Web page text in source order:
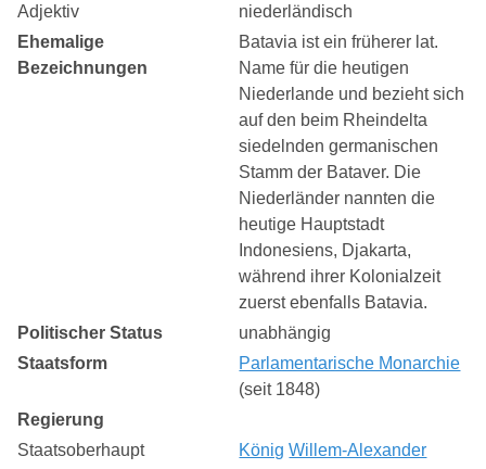
Adjektiv
niederländisch
Ehemalige
Bezeichnungen
Batavia ist ein früherer lat.
Name für die heutigen
Niederlande und bezieht sich
auf den beim Rheindelta
siedelnden germanischen
Stamm der Bataver. Die
Niederländer nannten die
heutige Hauptstadt
Indonesiens, Djakarta,
während ihrer Kolonialzeit
zuerst ebenfalls Batavia.
Politischer Status
unabhängig
Staatsform
Parlamentarische Monarchie
(seit 1848)
Regierung
Staatsoberhaupt
König Willem-Alexander